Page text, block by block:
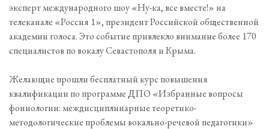
эксперт международного шоу «Ну-ка, все вместе!» на
телеканале «Россия 1», президент Российской общественной
академии голоса. Это событие привлекло внимание более 170
специалистов по вокалу Севастополя и Крыма.
Желающие прошли бесплатный курс повышения
квалификации по программе ДПО «Избранные вопросы
фониологии: междисциплинарные теоретико-
методологические проблемы вокально-речевой педагогики»